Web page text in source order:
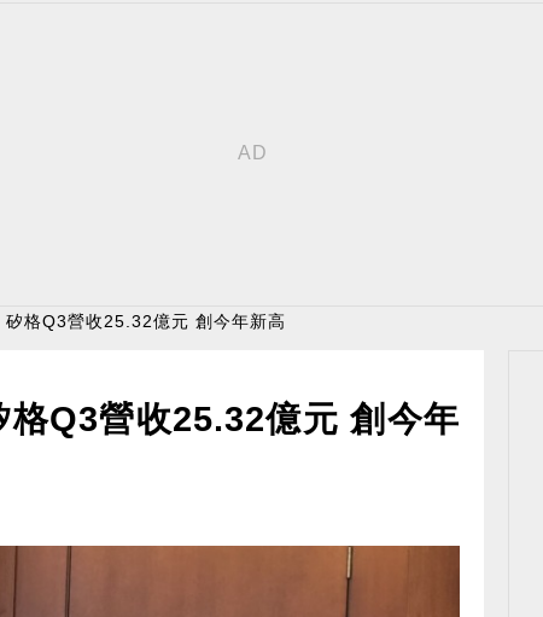
格Q3營收25.32億元 創今年新高
Q3營收25.32億元 創今年